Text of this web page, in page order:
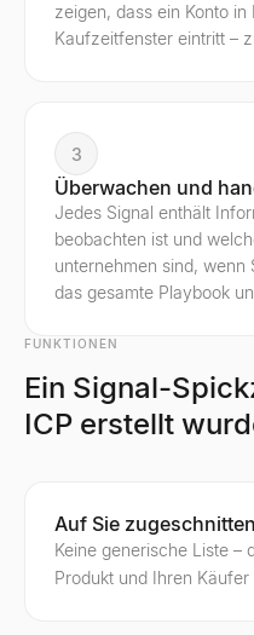
zeigen, dass ein Konto in
Kaufzeitfenster eintritt –
3
Überwachen und
Jedes Signal enthält
beobachten ist und
unternehmen sind, wenn
das gesamte Playbook
FUNKTIONEN
Ein Signal-
ICP erstellt
Auf Sie
Keine generische Liste –
Produkt und Ihren